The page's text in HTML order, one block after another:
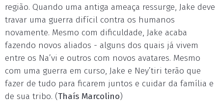
região. Quando uma antiga ameaça ressurge, Jake deve
travar uma guerra difícil contra os humanos
novamente. Mesmo com dificuldade, Jake acaba
fazendo novos aliados - alguns dos quais já vivem
entre os Na’vi e outros com novos avatares. Mesmo
com uma guerra em curso, Jake e Ney’tiri terão que
fazer de tudo para ficarem juntos e cuidar da família e
de sua tribo. (Thaís Marcolino)